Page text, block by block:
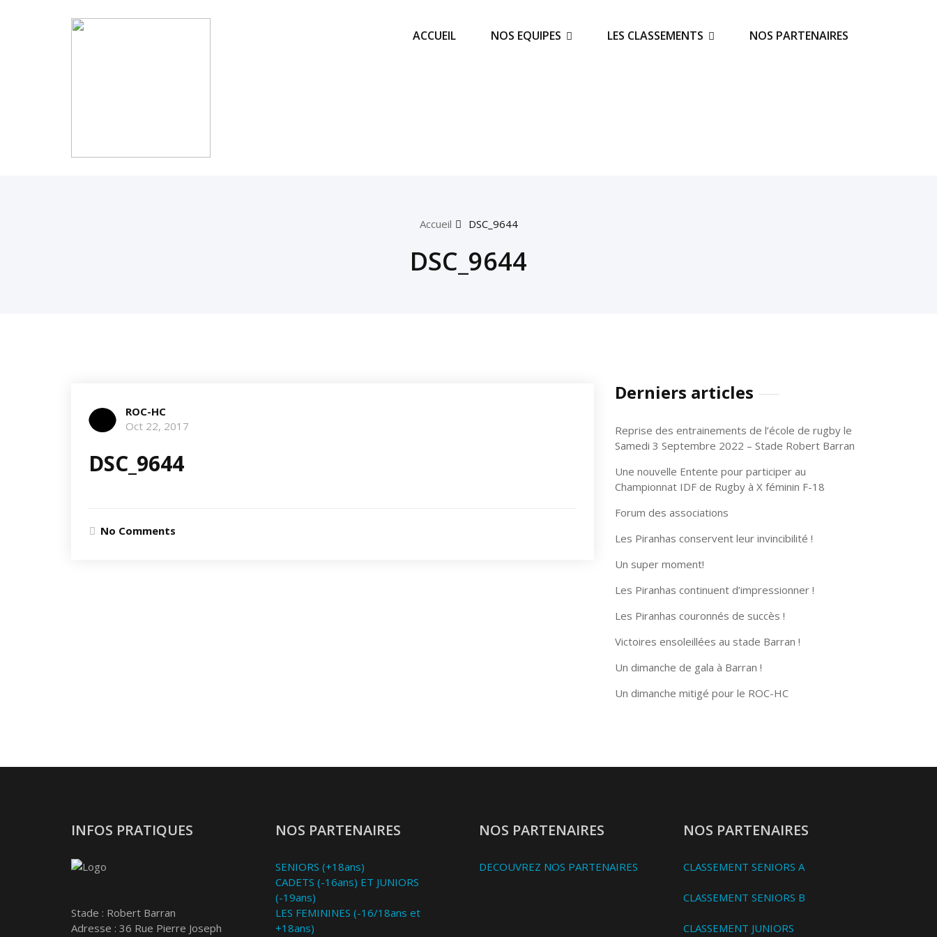
ACCUEIL NOS EQUIPES LES CLASSEMENTS NOS PARTENAIRES
Accueil DSC_9644
DSC_9644
ROC-HC
Oct 22, 2017
DSC_9644
No Comments
Derniers articles
Reprise des entrainements de l’école de rugby le
Samedi 3 Septembre 2022 – Stade Robert Barran
Une nouvelle Entente pour participer au
Championnat IDF de Rugby à X féminin F-18
Forum des associations
Les Piranhas conservent leur invincibilité !
Un super moment!
Les Piranhas continuent d’impressionner !
Les Piranhas couronnés de succès !
Victoires ensoleillées au stade Barran !
Un dimanche de gala à Barran !
Un dimanche mitigé pour le ROC-HC
INFOS PRATIQUES
Stade : Robert Barran
Adresse : 36 Rue Pierre Joseph
NOS PARTENAIRES
SENIORS (+18ans)
CADETS (-16ans) ET JUNIORS
(-19ans)
LES FEMININES (-16/18ans et
+18ans)
NOS PARTENAIRES
DECOUVREZ NOS PARTENAIRES
NOS PARTENAIRES
CLASSEMENT SENIORS A
CLASSEMENT SENIORS B
CLASSEMENT JUNIORS